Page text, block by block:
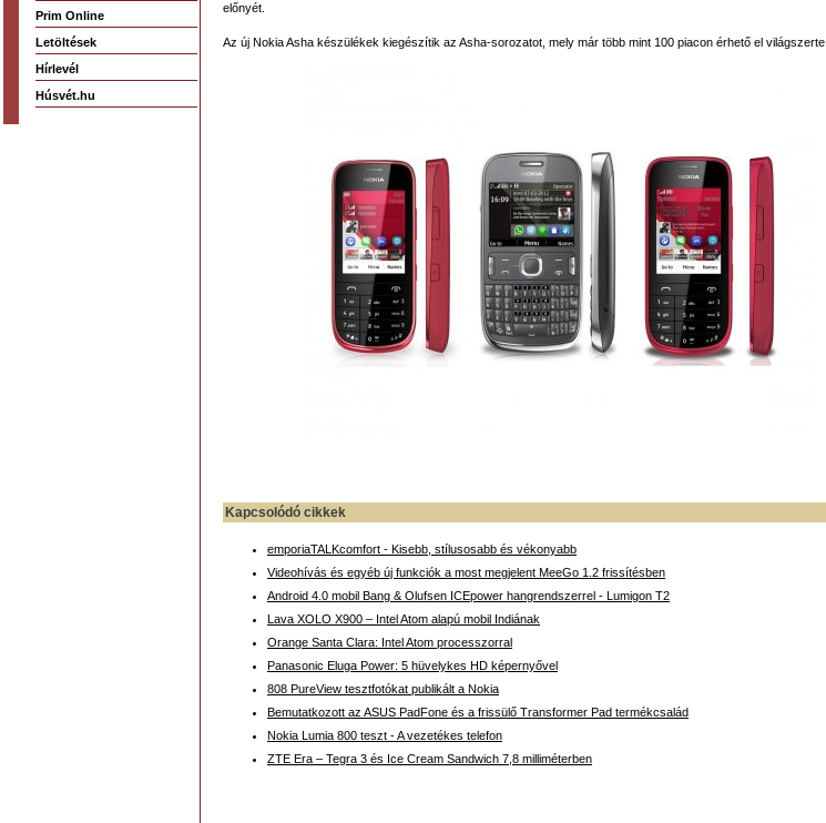
Prim Online
Letöltések
Hírlevél
Húsvét.hu
előnyét.
Az új Nokia Asha készülékek kiegészítik az Asha-sorozatot, mely már több mint 100 piacon érhető el világszerte.
Kapcsolódó cikkek
emporiaTALKcomfort - Kisebb, stílusosabb és vékonyabb
Videohívás és egyéb új funkciók a most megjelent MeeGo 1.2 frissítésben
Android 4.0 mobil Bang & Olufsen ICEpower hangrendszerrel - Lumigon T2
Lava XOLO X900 – Intel Atom alapú mobil Indiának
Orange Santa Clara: Intel Atom processzorral
Panasonic Eluga Power: 5 hüvelykes HD képernyővel
808 PureView tesztfotókat publikált a Nokia
Bemutatkozott az ASUS PadFone és a frissülő Transformer Pad termékcsalád
Nokia Lumia 800 teszt - A vezetékes telefon
ZTE Era – Tegra 3 és Ice Cream Sandwich 7,8 milliméterben